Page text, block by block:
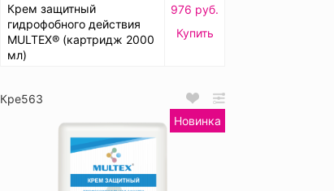
Крем защитный
гидрофобного действия
MULTEX® (картридж 2000
мл)
976 руб.
Купить
Кре563
Новинка